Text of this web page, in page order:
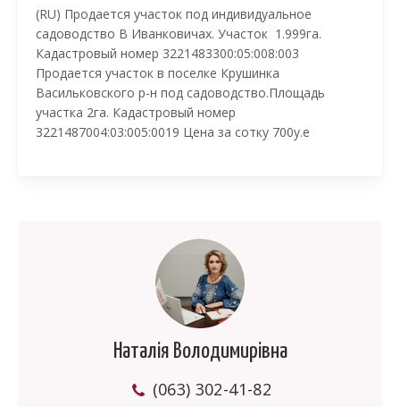
(RU) Продается участок под индивидуальное
садоводство В Иванковичах. Участок 1.999га.
Кадастровый номер 3221483300:05:008:003
Продается участок в поселке Крушинка
Васильковского р-н под садоводство.Площадь
участка 2га. Кадастровый номер
3221487004:03:005:0019 Цена за сотку 700у.е
Наталія Володимирівна
(063) 302-41-82